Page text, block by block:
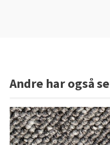
Andre har også